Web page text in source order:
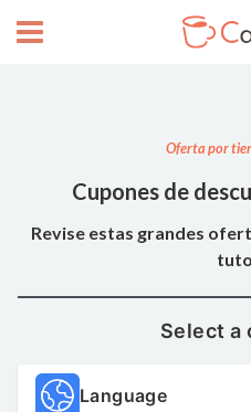
Oferta por
Cupones de
Revise estas grandes
Select a
Language